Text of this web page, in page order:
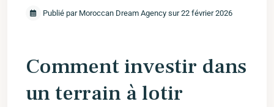
Publié par Moroccan Dream Agency sur 22 février 2026
Comment investir dans‌
un terrain à lotir